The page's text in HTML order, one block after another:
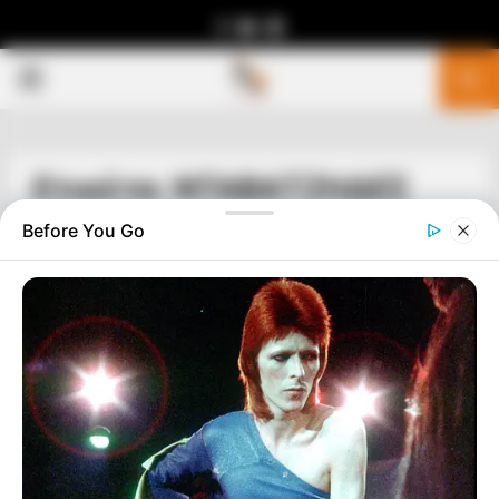
Ετικέτα: ΝΤΑΒΑΤΖΗΔΕΣ
Before You Go